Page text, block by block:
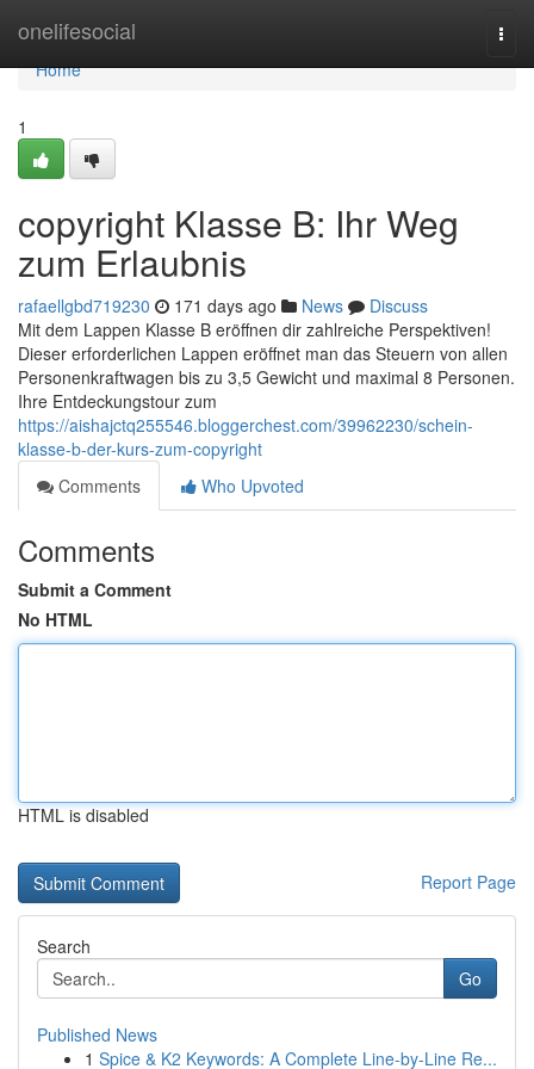
onelifesocial
Home
Home
1
copyright Klasse B: Ihr Weg
zum Erlaubnis
rafaellgbd719230 171 days ago News
Discuss
Mit dem Lappen Klasse B eröffnen dir zahlreiche Perspektiven!
Dieser erforderlichen Lappen eröffnet man das Steuern von allen
Personenkraftwagen bis zu 3,5 Gewicht und maximal 8 Personen.
Ihre Entdeckungstour zum
https://aishajctq255546.bloggerchest.com/39962230/schein-
klasse-b-der-kurs-zum-copyright
Comments
Who Upvoted
Comments
Submit a Comment
No HTML
HTML is disabled
Report Page
Search
Go
Published News
1 Spice & K2 Keywords: A Complete Line-by-Line Re...